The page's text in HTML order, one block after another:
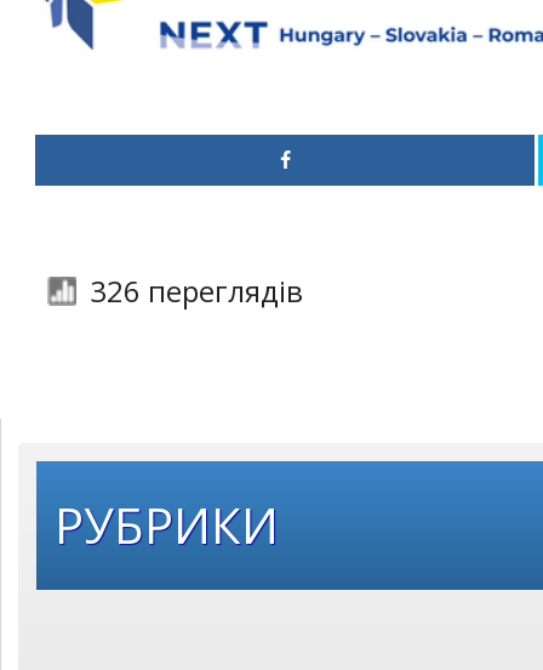
326 переглядів
РУБРИКИ